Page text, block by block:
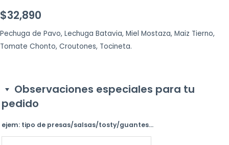
$32,890
Pechuga de Pavo, Lechuga Batavia, Miel Mostaza, Maiz Tierno,
Tomate Chonto, Croutones, Tocineta.
Observaciones especiales para tu
pedido
ejem: tipo de presas/salsas/tosty/guantes...